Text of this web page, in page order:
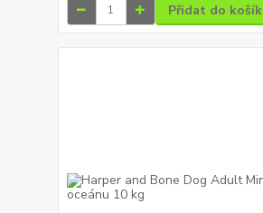
Přidat do